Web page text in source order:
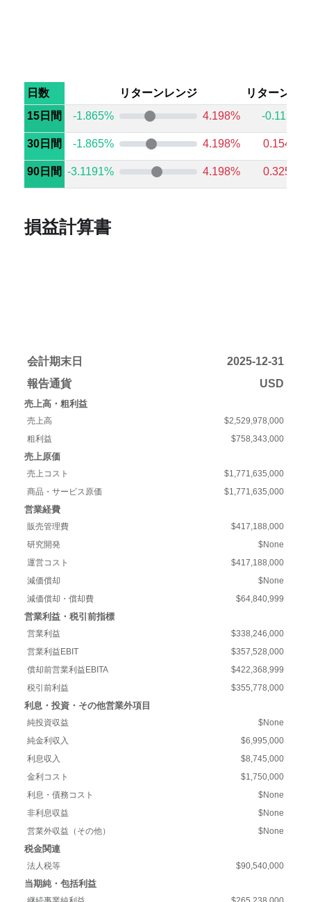
日数 リターンレンジ
リターン中
15日間
-1.865% 4.198% -0.1151%
30日間 -1.865% 4.198% 0.1545%
90日間 -3.1191% 4.198% 0.3256%
損益計算書
会計期末日
2025-12-31
報告通貨
USD
売上高・粗利益
売上高
$2,529,978,000
粗利益
$758,343,000
売上原価
売上コスト
$1,771,635,000
商品・サービス原価
$1,771,635,000
営業経費
販売管理費
$417,188,000
研究開発
$None
運営コスト
$417,188,000
減価償却
$None
減価償却・償却費
$64,840,999
営業利益・税引前指標
営業利益
$338,246,000
営業利益EBIT
$357,528,000
償却前営業利益EBITA
$422,368,999
税引前利益
$355,778,000
利息・投資・その他営業外項目
純投資収益
$None
純金利収入
$6,995,000
利息収入
$8,745,000
金利コスト
$1,750,000
利息・債務コスト
$None
非利息収益
$None
営業外収益（その他）
$None
税金関連
法人税等 $90,540,000
当期純・包括利益